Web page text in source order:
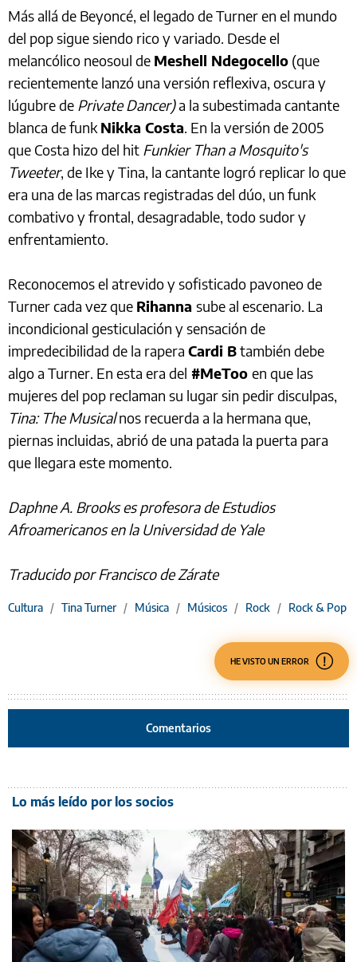
Más allá de Beyoncé, el legado de Turner en el mundo
del pop sigue siendo rico y variado. Desde el
melancólico neosoul de Meshell Ndegocello (que
recientemente lanzó una versión reflexiva, oscura y
lúgubre de Private Dancer)a la subestimada cantante
blanca de funk Nikka Costa. En la versión de 2005
que Costa hizo del hit Funkier Than a Mosquito's
Tweeter, de Ike y Tina, la cantante logró replicar lo que
era una de las marcas registradas del dúo, un funk
combativo y frontal, desagradable, todo sudor y
enfrentamiento.
Reconocemos el atrevido y sofisticado pavoneo de
Turner cada vez que Rihanna sube al escenario. La
incondicional gesticulación y sensación de
impredecibilidad de la rapera Cardi Btambién debe
algo a Turner. En esta era del #MeToo en que las
mujeres del pop reclaman su lugar sin pedir disculpas,
Tina: The Musicalnos recuerda a la hermana que,
piernas incluidas, abrió de una patada la puerta para
que llegara este momento.
Daphne A. Brooks es profesora de Estudios
Afroamericanos en la Universidad de Yale
Traducido por Francisco de Zárate
Cultura / Tina Turner / Música / Músicos / Rock / Rock & Pop
HE VISTO UN ERROR
Comentarios
Lo más leído por los socios